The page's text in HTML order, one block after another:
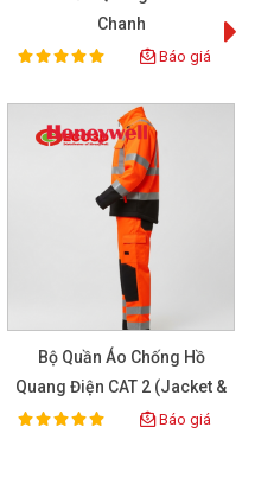
Chanh
Rating:
100% Báo giá
Bộ Quần Áo Chống Hồ
Quang Điện CAT 2 (Jacket &
Pant) - Bảo Hộ ECO3D
Rating:
100% Báo giá